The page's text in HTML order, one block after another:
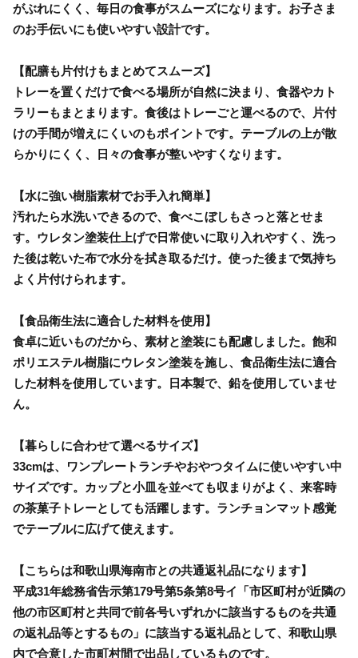
がぶれにくく、毎日の食事がスムーズになります。お子さま
のお手伝いにも使いやすい設計です。
【配膳も片付けもまとめてスムーズ】
トレーを置くだけで食べる場所が自然に決まり、食器やカト
ラリーもまとまります。食後はトレーごと運べるので、片付
けの手間が増えにくいのもポイントです。テーブルの上が散
らかりにくく、日々の食事が整いやすくなります。
【水に強い樹脂素材でお手入れ簡単】
汚れたら水洗いできるので、食べこぼしもさっと落とせま
す。ウレタン塗装仕上げで日常使いに取り入れやすく、洗っ
た後は乾いた布で水分を拭き取るだけ。使った後まで気持ち
よく片付けられます。
【食品衛生法に適合した材料を使用】
食卓に近いものだから、素材と塗装にも配慮しました。飽和
ポリエステル樹脂にウレタン塗装を施し、食品衛生法に適合
した材料を使用しています。日本製で、鉛を使用していませ
ん。
【暮らしに合わせて選べるサイズ】
33cmは、ワンプレートランチやおやつタイムに使いやすい中
サイズです。カップと小皿を並べても収まりがよく、来客時
の茶菓子トレーとしても活躍します。ランチョンマット感覚
でテーブルに広げて使えます。
【こちらは和歌山県海南市との共通返礼品になります】
平成31年総務省告示第179号第5条第8号イ「市区町村が近隣の
他の市区町村と共同で前各号いずれかに該当するものを共通
の返礼品等とするもの」に該当する返礼品として、和歌山県
内で合意した市町村間で出品しているものです。